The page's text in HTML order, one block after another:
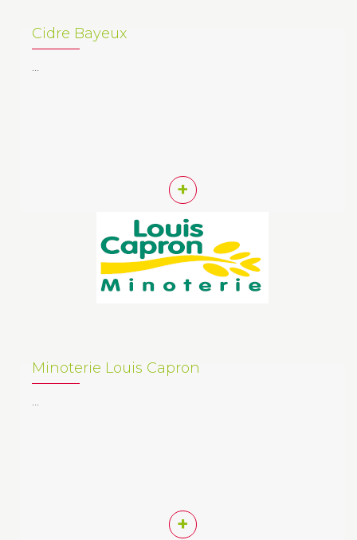
Cidre Bayeux
…
+
Minoterie Louis Capron
…
+